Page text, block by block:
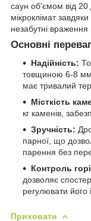
саун об'ємом від 20
мікроклімат завдяки
незабутні враження
Основні
Надійність:
товщиною 6-8
має тривалий
Місткість
кг каменів,
Зручність:
парної, що
парення без
Контроль
дозволяє
регулювати його
Приховати